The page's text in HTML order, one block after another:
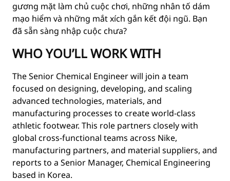
gương mặt làm chủ cuộc chơi, những nhân tố dám
mạo hiểm và những mắt xích gắn kết đội ngũ. Bạn
đã sẵn sàng nhập cuộc chưa?
WHO YOU’LL WORK WITH
The Senior Chemical Engineer will join a team
focused on designing, developing, and scaling
advanced technologies, materials, and
manufacturing processes to create world-class
athletic footwear. This role partners closely with
global cross-functional teams across Nike,
manufacturing partners, and material suppliers, and
reports to a Senior Manager, Chemical Engineering
based in Korea.